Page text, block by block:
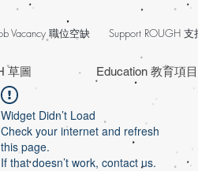
草圖 Education 教育項目
Vacancy 職位空缺 Support ROUGH 支
Widget Didn’t Load
Check your internet and refresh
this page.
If that doesn’t work, contact us.